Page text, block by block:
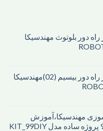
دور بلوتوث مهندسیکا
ربات آموزشی کنترل از راه دور بیسیم (02)مهندسیکا
مهندسیکا،آموزش